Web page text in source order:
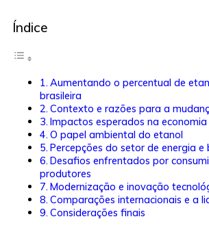
Índice
Aumentando o percentual de
brasileira
Contexto e razões para a
Impactos esperados na economia
O papel ambiental do etanol
Percepções do setor de energia e
Desafios enfrentados por
produtores
Modernização e inovação
Comparações internacionais e a
Considerações finais